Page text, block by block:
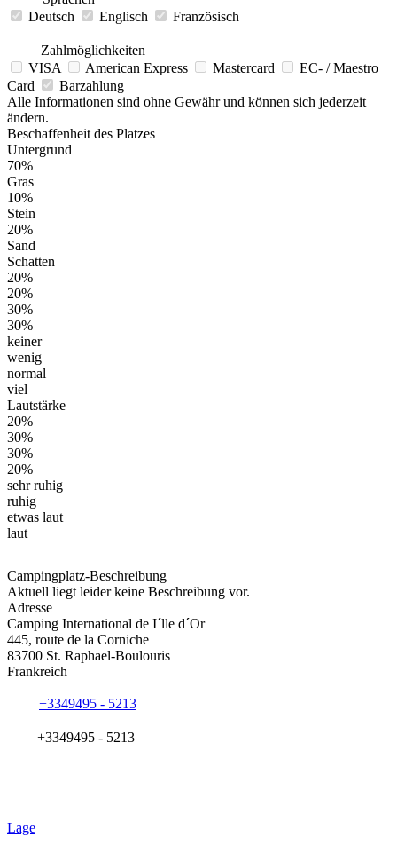
Deutsch
Englisch Französisch
Zahlmöglichkeiten
VISA
American Express Mastercard
EC- / Maestro
Card
Barzahlung
Alle Informationen sind ohne Gewähr und können sich jederzeit
ändern.
Beschaffenheit des Platzes
Untergrund
70%
Gras
10%
Stein
20%
Sand
Schatten
20%
20%
30%
30%
keiner
wenig
normal
viel
Lautstärke
20%
30%
30%
20%
sehr ruhig
ruhig
etwas laut
laut
Campingplatz-Beschreibung
Aktuell liegt leider keine Beschreibung vor.
Adresse
Camping International de I´lle d´Or
445, route de la Corniche
83700 St. Raphael-Boulouris
Frankreich
+3349495 - 5213
+3349495 - 5213
Lage